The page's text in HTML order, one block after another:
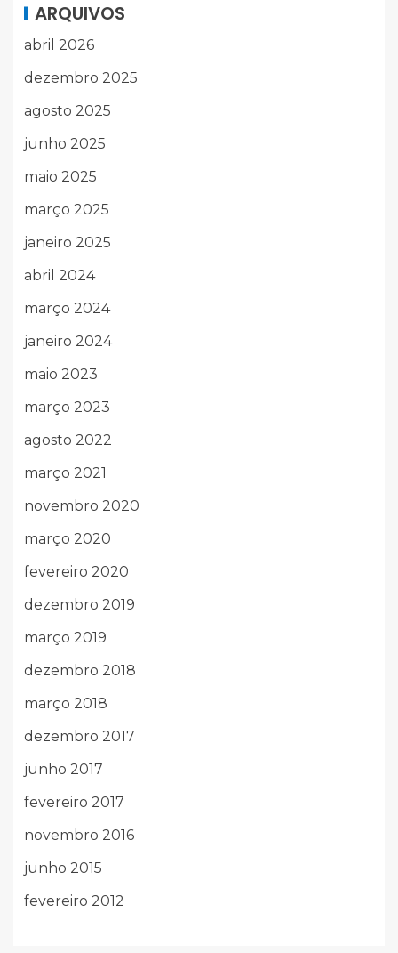
ARQUIVOS
abril 2026
dezembro 2025
agosto 2025
junho 2025
maio 2025
março 2025
janeiro 2025
abril 2024
março 2024
janeiro 2024
maio 2023
março 2023
agosto 2022
março 2021
novembro 2020
março 2020
fevereiro 2020
dezembro 2019
março 2019
dezembro 2018
março 2018
dezembro 2017
junho 2017
fevereiro 2017
novembro 2016
junho 2015
fevereiro 2012